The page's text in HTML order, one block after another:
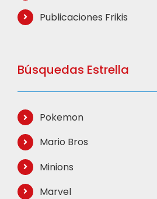
Publicaciones Frikis
Búsquedas Estrella
Pokemon
Mario Bros
Minions
Marvel